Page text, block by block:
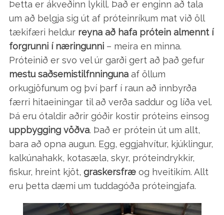
Þetta er ákveðinn lykill. Það er enginn að tala
um að belgja sig út af próteinríkum mat við öll
tækifæri heldur reyna að hafa prótein almennt í
forgrunni í næringunni– meira en minna.
Próteinið er svo vel úr garði gert að það gefur
mestu saðsemistilfnningunaaf öllum
orkugjöfunum og því þarf í raun að innbyrða
færri hitaeiningar til að verða saddur og líða vel.
Þá eru ótaldir aðrir góðir kostir próteins einsog
uppbygging vöðva. Það er prótein út um allt,
bara að opna augun. Egg, eggjahvítur, kjúklingur,
kalkúnahakk, kotasæla, skyr, próteindrykkir,
fiskur, hreint kjöt, graskersfræog hveitikím. Allt
eru þetta dæmi um tuddagóða próteingjafa.